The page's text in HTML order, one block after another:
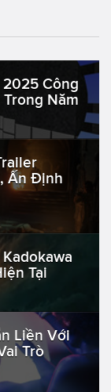
Công
Năm
Ấn Định
Tại
Liền Với
Trò